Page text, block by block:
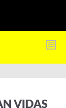
VIDAS